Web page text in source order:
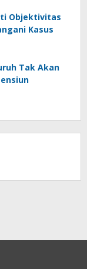
Objektivitas
Kasus
Tak Akan